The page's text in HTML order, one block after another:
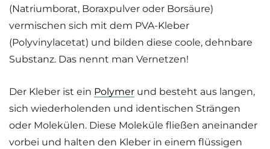
(Natriumborat, Boraxpulver oder Borsäure)
vermischen sich mit dem PVA-Kleber
(Polyvinylacetat) und bilden diese coole, dehnbare
Substanz. Das nennt man Vernetzen!
Der Kleber ist ein Polymer und besteht aus langen,
sich wiederholenden und identischen Strängen
oder Molekülen. Diese Moleküle fließen aneinander
vorbei und halten den Kleber in einem flüssigen